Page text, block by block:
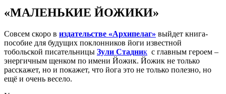
«МАЛЕНЬКИЕ ЙОЖИКИ»
Совсем скоро в издательстве «Архипелаг» выйдет книга-
пособие для будущих поклонников йоги известной
тобольской писательницы Зули Стадник с главным героем –
энергичным щенком по имени Йожик. Йожик не только
расскажет, но и покажет, что йога это не только полезно, но
ещё и очень весело.